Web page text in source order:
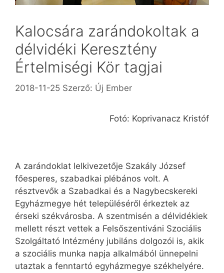
Kalocsára zarándokoltak a
délvidéki Keresztény
Értelmiségi Kör tagjai
2018-11-25 Szerző: Új Ember
Fotó: Koprivanacz Kristóf
A zarándoklat lelkivezetője Szakály József
főesperes, szabadkai plébános volt. A
résztvevők a Szabadkai és a Nagybecskereki
Egyházmegye hét településéről érkeztek az
érseki székvárosba. A szentmisén a délvidékiek
mellett részt vettek a Felsőszentiváni Szociális
Szolgáltató Intézmény jubiláns dolgozói is, akik
a szociális munka napja alkalmából ünnepelni
utaztak a fenntartó egyházmegye székhelyére.